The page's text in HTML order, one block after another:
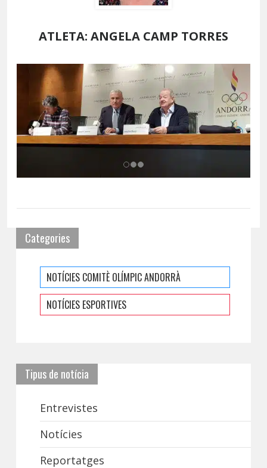
ATLETA: ANGELA CAMP TORRES
Categories
NOTÍCIES COMITÈ OLÍMPIC ANDORRÀ
NOTÍCIES ESPORTIVES
Tipus de notícia
Entrevistes
Notícies
Reportatges